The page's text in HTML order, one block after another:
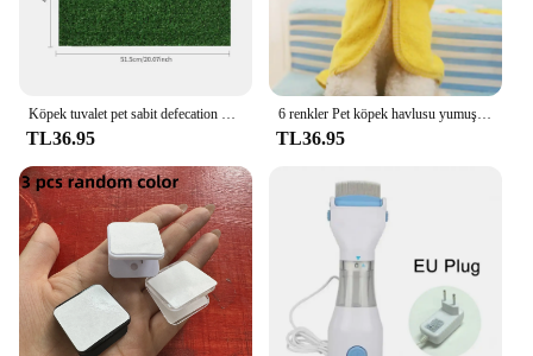
TL36.95
6 renkler Pet köpek havlusu yumuşak kurutma banyo evcil hayvan havlusu köpek kedi Hoodies yavru süper emici bornoz temizlik için gerekli tedarik
TL36.95